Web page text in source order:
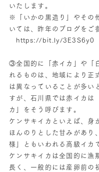
いたします。
※「いかの黒造り」やその
いては、昨年のブログをご
https://bit.ly/3E3S6y0
③全国的に「赤イカ」や「
れるものは、地域により正
は異なっていることが多い
すが、石川県では赤イカは
カ」をそう呼びます。
ケンサキイカといえば、身
ほんのりとした甘みがあり
様」ともいわれる高級イカ
ケンサキイカは全国的に漁
長く、一般的には産卵前の